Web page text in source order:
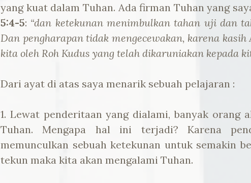
yang kuat dalam Tuhan. Ada firman Tuhan yang
5:4-5: “dan ketekunan menimbulkan tahan uji dan
Dan pengharapan tidak mengecewakan, karena
kita oleh Roh Kudus yang telah dikaruniakan kepada
Dari ayat di atas saya menarik sebuah pelajaran :
1. Lewat penderitaan yang dialami, banyak orang
Tuhan. Mengapa hal ini terjadi? Karena
memunculkan sebuah ketekunan untuk semakin
tekun maka kita akan mengalami Tuhan.